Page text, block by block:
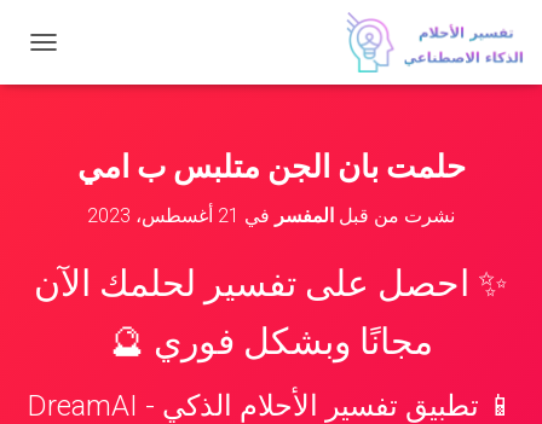
ب
ل
حلمت بان الجن متلبس ب امي
نشرت من قبل المفسر في 21 أغسطس، 2023
✨ احصل على تفسير لحلمك الآن
مجانًا وبشكل فوري 🔮
📱 تطبيق تفسير الأحلام الذكي - DreamAI